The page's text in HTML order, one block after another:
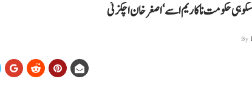
حکومت نا کاریم اسے‘اصغرخان اچکزئی
By